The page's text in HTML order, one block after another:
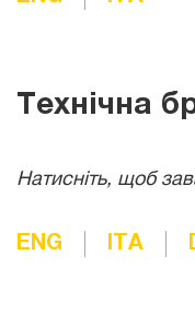
Технічна
Натисніть, щоб
ENG ITA